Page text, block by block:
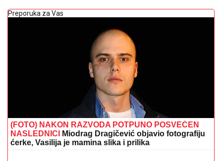
Preporuka za Vas
(FOTO) NAKON RAZVODA POTPUNO POSVEĆEN
NASLEDNICI
Miodrag Dragičević objavio fotografiju
ćerke, Vasilija je mamina slika i prilika